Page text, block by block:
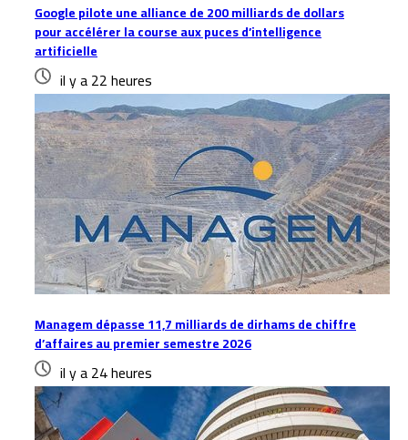
Google pilote une alliance de 200 milliards de dollars
pour accélérer la course aux puces d’intelligence
artificielle
il y a 22 heures
Managem dépasse 11,7 milliards de dirhams de chiffre
d’affaires au premier semestre 2026
il y a 24 heures